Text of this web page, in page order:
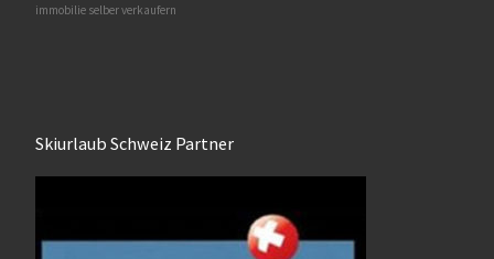
immobilie selber verkaufern
Skiurlaub Schweiz Partner